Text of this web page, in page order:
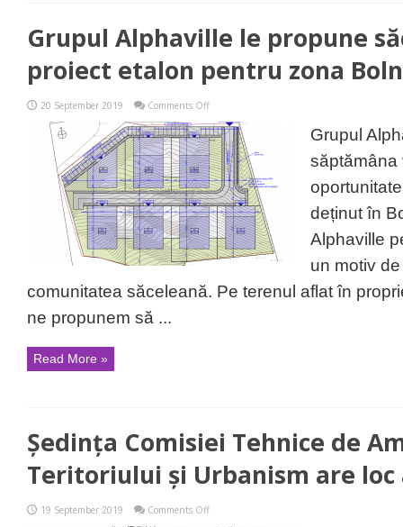
Grupul Alphaville le propune
proiect etalon pentru zona
20 September 2019 Comments Offon
Alphaville
le
propune
săcelenilor
un
proiect
etalon
pentru
zona
Bolnoc
Grupul
săptămâna
deținut în
Alphaville
un motiv
comunitatea săceleană. Pe terenul aflat în
ne propunem să ...
Read More »
Ședința Comisiei Tehnice de
Teritoriului și Urbanism are loc
19 September 2019 Comments Offon